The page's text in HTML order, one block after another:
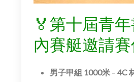
🏅第十屆青
內賽艇邀請
男子甲組 1000米 – 4C